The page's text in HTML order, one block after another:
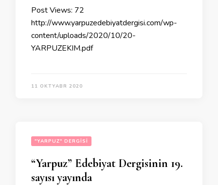
Post Views: 72
http://www.yarpuzedebiyatdergisi.com/wp-
content/uploads/2020/10/20-
YARPUZEKIM.pdf
11 OKTYABR 2020
"YARPUZ" DERGISI
“Yarpuz” Edebiyat Dergisinin 19.
sayısı yayında